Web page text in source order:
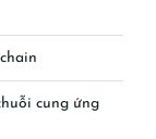
cung ứng